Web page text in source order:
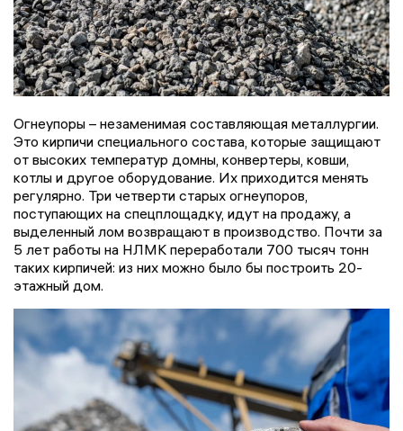
Огнеупоры – незаменимая составляющая металлургии.
Это кирпичи специального состава, которые защищают
от высоких температур домны, конвертеры, ковши,
котлы и другое оборудование. Их приходится менять
регулярно. Три четверти старых огнеупоров,
поступающих на спецплощадку, идут на продажу, а
выделенный лом возвращают в производство. Почти за
5 лет работы на НЛМК переработали 700 тысяч тонн
таких кирпичей: из них можно было бы построить 20-
этажный дом.